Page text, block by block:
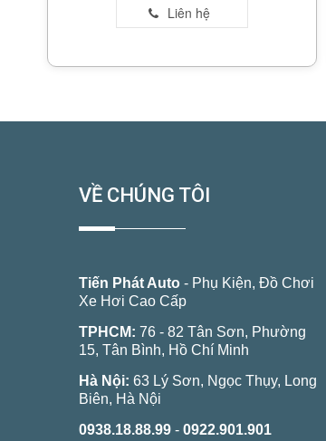
VỀ CHÚNG TÔI
Tiến Phát Auto - Phụ Kiện, Đồ Chơi
Xe Hơi Cao Cấp
TPHCM: 76 - 82 Tân Sơn, Phường
15, Tân Bình, Hồ Chí Minh
Hà Nội: 63 Lý Sơn, Ngọc Thụy, Long
Biên, Hà Nội
0938.18.88.99 - 0922.901.901